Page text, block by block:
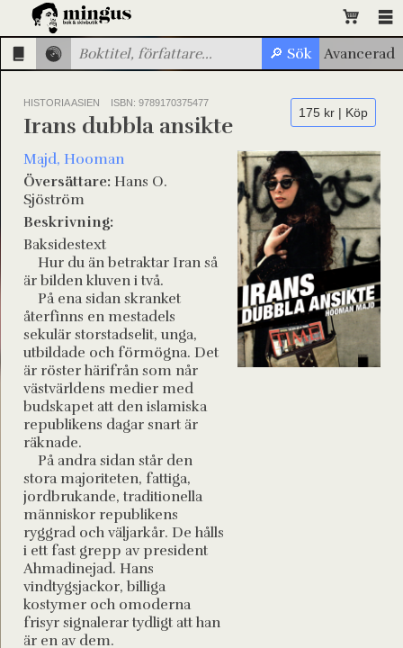
HISTORIA ASIEN ISBN: 9789170375477
175 kr | Köp
Irans dubbla ansikte
Majd, Hooman
Översättare: Hans O.
Sjöström
Beskrivning:
Baksidestext
Hur du än betraktar Iran så
är bilden kluven i två.
På ena sidan skranket
återfinns en mestadels
sekulär storstadselit, unga,
utbildade och förmögna. Det
är röster härifrån som når
västvärldens medier med
budskapet att den islamiska
republikens dagar snart är
räknade.
På andra sidan står den
stora majoriteten, fattiga,
jordbrukande, traditionella
människor republikens
ryggrad och väljarkår. De hålls
i ett fast grepp av president
Ahmadinejad. Hans
vindtygsjackor, billiga
kostymer och omoderna
frisyr signalerar tydligt att han
är en av dem.